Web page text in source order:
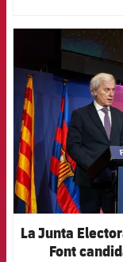
La Junta
Font